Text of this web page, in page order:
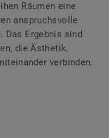
Räumen eine
anspruchsvolle
Das Ergebnis sind
die Ästhetik,
verbinden.